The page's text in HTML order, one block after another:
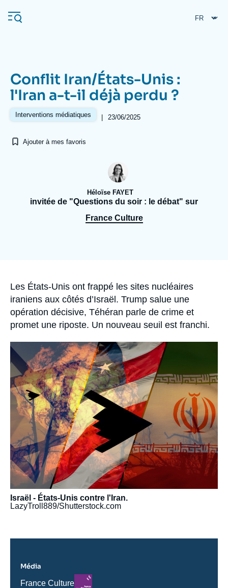
au
contenu
Navigation
principale
L'Ifri
Analyses
Proche-Orient
Conflit Iran/États-Unis :
l'Iran a-t-il déjà perdu ?
Interventions médiatiques | 23/06/2025
Ajouter à mes favoris
Héloïse FAYET
invitée de "Questions du soir : le débat" sur
France Culture
Accroche
Les États-Unis ont frappé les sites nucléaires
iraniens aux côtés d’Israël. Trump salue une
opération décisive, Téhéran parle de crime et
promet une riposte. Un nouveau seuil est franchi.
Image
principale
médiatique
Israël - États-Unis contre l'Iran.
LazyTroll889/Shutterstock.com
Média
Nom
France Culture
Logo